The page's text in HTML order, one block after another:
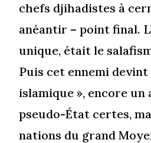
chefs djihadistes à
anéantir – point final.
unique, était le
Puis cet ennemi devint
islamique », encore
pseudo-État certes,
nations du grand